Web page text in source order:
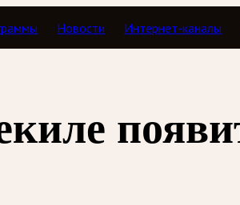
Новости Интернет-каналы